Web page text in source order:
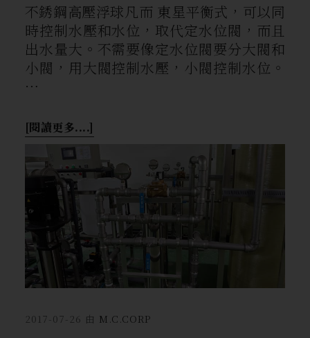
不銹鋼高壓浮球凡而 東星平衡式，可以同
時控制水壓和水位，取代定水位閥，而且
出水量大。不需要像定水位閥要分大閥和
小閥，用大閥控制水壓，小閥控制水位。
…
[閱讀更多....]
2017-07-26 由 M.C.CORP